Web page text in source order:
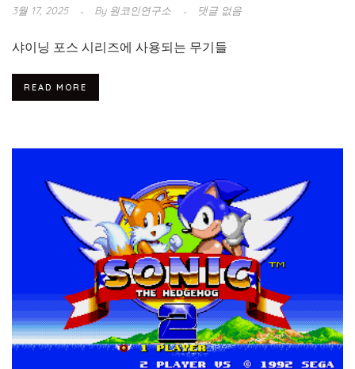
3월 17, 2025 By원코인연구소 댓글 없음
샤이닝 포스 시리즈에 사용되는 무기들
READ MORE